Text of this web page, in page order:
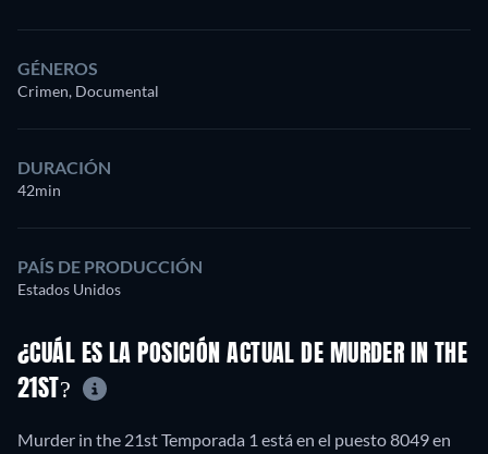
GÉNEROS
Crimen, Documental
DURACIÓN
42min
PAÍS DE PRODUCCIÓN
Estados Unidos
¿CUÁL ES LA POSICIÓN ACTUAL DE MURDER IN THE
21ST?
Murder in the 21st Temporada 1 está en el puesto 8049 en